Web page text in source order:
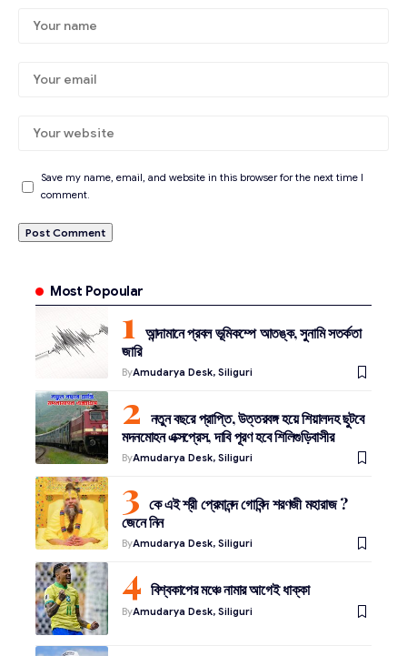
Save my name, email, and website in this browser for the next time I
comment.
Most Popoular
আন্দামানে প্রবল ভূমিকম্পে আতঙ্ক, সুনামি সতর্কতা
জারি
ByAmudarya Desk, Siliguri
নতুন বছরে প্রাপ্তি, উত্তরবঙ্গ হয়ে শিয়ালদহ ছুটবে
মদনমোহন এক্সপ্রেস, দাবি পূরণ হবে শিলিগুড়িবাসীর
ByAmudarya Desk, Siliguri
কে এই শ্রী প্রেমানন্দ গোবিন্দ শরণজী মহারাজ ?
জেনে নিন
ByAmudarya Desk, Siliguri
বিশ্বকাপের মঞ্চে নামার আগেই ধাক্কা
ByAmudarya Desk, Siliguri